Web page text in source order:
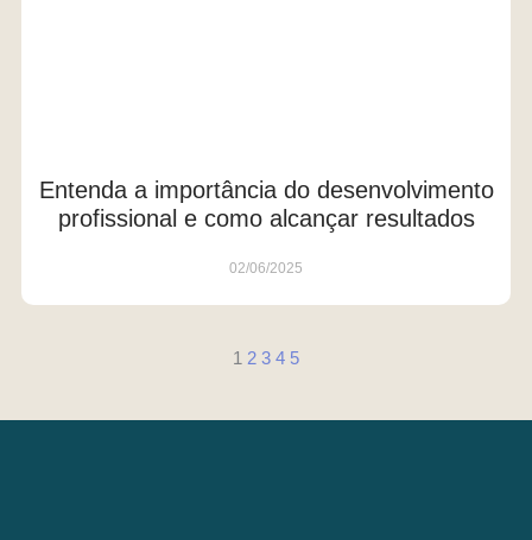
Entenda a importância do desenvolvimento
profissional e como alcançar resultados
02/06/2025
1 2 3 4 5